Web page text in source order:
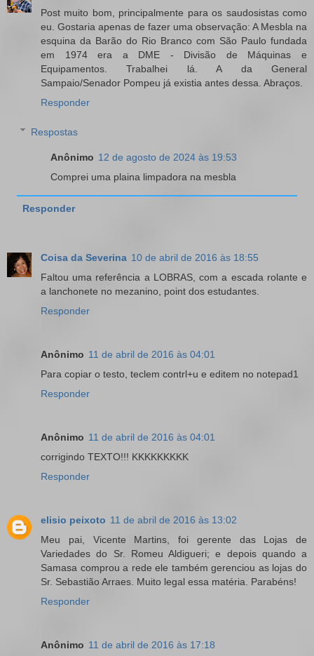
Post muito bom, principalmente para os saudosistas como
eu. Gostaria apenas de fazer uma observação: A Mesbla na
esquina da Barão do Rio Branco com São Paulo fundada
em 1974 era a DME - Divisão de Máquinas e
Equipamentos. Trabalhei lá. A da General
Sampaio/Senador Pompeu já existia antes dessa. Abraços.
Responder
Respostas
Anônimo 12 de agosto de 2024 às 19:53
Comprei uma plaina limpadora na mesbla
Responder
Coisa da Severina 10 de abril de 2016 às 18:55
Faltou uma referência a LOBRAS, com a escada rolante e
a lanchonete no mezanino, point dos estudantes.
Responder
Anônimo 11 de abril de 2016 às 04:01
Para copiar o testo, teclem contrl+u e editem no notepad1
Responder
Anônimo 11 de abril de 2016 às 04:01
corrigindo TEXTO!!! KKKKKKKKK
Responder
elisio peixoto 11 de abril de 2016 às 13:02
Meu pai, Vicente Martins, foi gerente das Lojas de
Variedades do Sr. Romeu Aldigueri; e depois quando a
Samasa comprou a rede ele também gerenciou as lojas do
Sr. Sebastião Arraes. Muito legal essa matéria. Parabéns!
Responder
Anônimo 11 de abril de 2016 às 17:18